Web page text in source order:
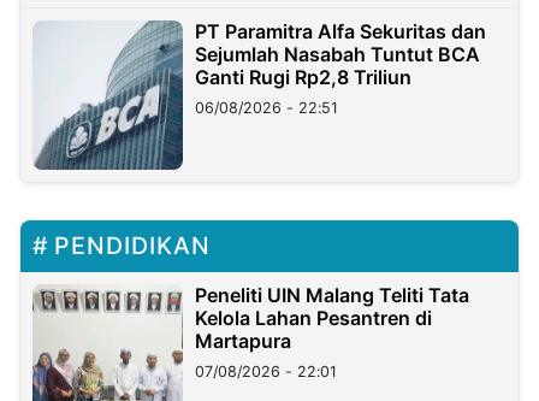
PT Paramitra Alfa Sekuritas dan
Sejumlah Nasabah Tuntut BCA
Ganti Rugi Rp2,8 Triliun
06/08/2026 - 22:51
PENDIDIKAN
Peneliti UIN Malang Teliti Tata
Kelola Lahan Pesantren di
Martapura
07/08/2026 - 22:01